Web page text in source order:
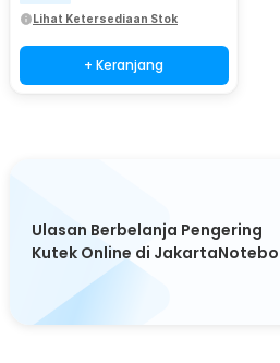
Lihat Ketersediaan Stok
+ Keranjang
Ulasan Berbelanja Pengering
Kutek Online di